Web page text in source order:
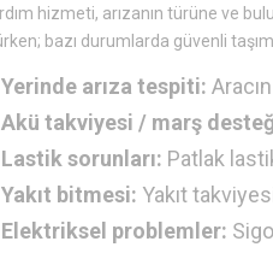
hizmeti, arızanın türüne ve
bazı durumlarda güvenli
Yerinde arıza tespiti:
Akü takviyesi / marş
Lastik sorunları: Patlak
Yakıt bitmesi: Yakıt
Elektriksel problemler: